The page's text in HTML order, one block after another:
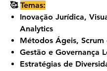
🥰 Temas:
Inovação Jurídica,
Analytics
Métodos Ágeis, Scrum
Gestão e Governança
Estratégias de